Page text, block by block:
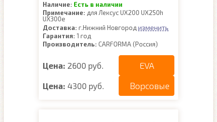
Наличие: Есть в наличии
Примечание: для Лексус UX200 UX250h
UX300e
Доставка: г.Нижний Новгород изменить
Гарантия: 1 год
Производитель: CARFORMA (Россия)
Цена: 2600 руб. EVA
Цена: 4300 руб. Ворсовые